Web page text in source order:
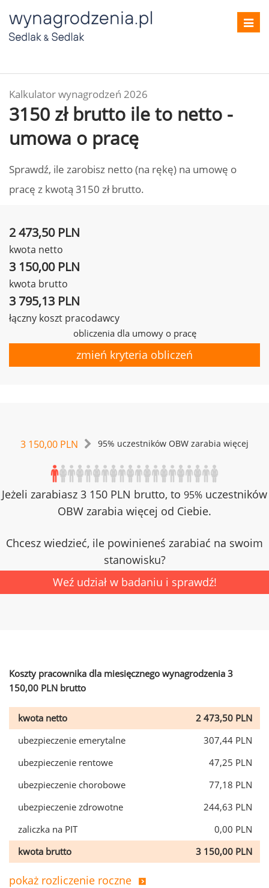
Kalkulator wynagrodzeń 2026
3150 zł brutto ile to netto -
umowa o pracę
Sprawdź, ile zarobisz netto (na rękę) na umowę o
pracę z kwotą 3150 zł brutto.
2 473,50 PLN
kwota netto
3 150,00 PLN
kwota brutto
3 795,13 PLN
łączny koszt pracodawcy
obliczenia dla umowy o pracę
zmień kryteria obliczeń
3 150,00 PLN 95% uczestników OBW zarabia więcej
Jeżeli zarabiasz 3 150 PLN brutto, to 95% uczestników
OBW zarabia więcej od Ciebie.
Chcesz wiedzieć, ile powinieneś zarabiać na swoim
stanowisku?
Weź udział w badaniu i sprawdź!
Koszty pracownika dla miesięcznego wynagrodzenia 3
150,00 PLN brutto
kwota netto
2 473,50 PLN
ubezpieczenie emerytalne
307,44 PLN
ubezpieczenie rentowe
47,25 PLN
ubezpieczenie chorobowe
77,18 PLN
ubezpieczenie zdrowotne
244,63 PLN
zaliczka na PIT
0,00 PLN
kwota brutto
3 150,00 PLN
pokaż rozliczenie roczne